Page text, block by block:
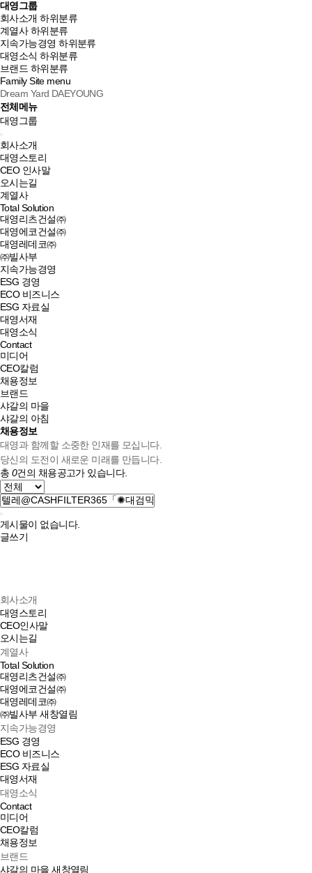
대영그룹
회사소개 하위분류
계열사 하위분류
지속가능경영 하위분류
대영소식 하위분류
브랜드 하위분류
Family Site menu
Dream Yard DAEYOUNG
전체메뉴
대영그룹
회사소개
대영스토리
CEO 인사말
오시는길
계열사
Total Solution
대영리츠건설㈜
대영에코건설㈜
대영레데코㈜
㈜빌사부
지속가능경영
ESG 경영
ECO 비즈니스
ESG 자료실
대영서재
대영소식
Contact
미디어
CEO칼럼
채용정보
브랜드
샤갈의 마을
샤갈의 아침
채용정보
대영과 함께할 소중한 인재를 모십니다.
당신의 도전이 새로운 미래를 만듭니다.
총 0건의 채용공고가 있습니다.
게시물이 없습니다.
글쓰기
회사소개
대영스토리
CEO인사말
오시는길
계열사
Total Solution
대영리츠건설㈜
대영에코건설㈜
대영레데코㈜
㈜빌사부새창열림
지속가능경영
ESG 경영
ECO 비즈니스
ESG 자료실
대영서재
대영소식
Contact
미디어
CEO칼럼
채용정보
브랜드
샤갈의 마을새창열림